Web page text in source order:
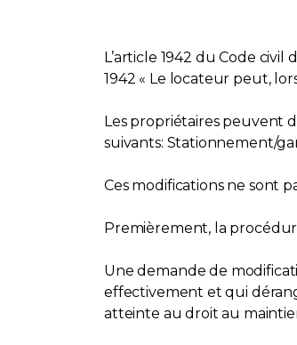
L’article 1942 du Code
1942 « Le locateur peut,
Les propriétaires peuvent
suivants: Stationnement/
Ces modifications ne sont
Premièrement, la
Une demande de
effectivement et qui
atteinte au droit au